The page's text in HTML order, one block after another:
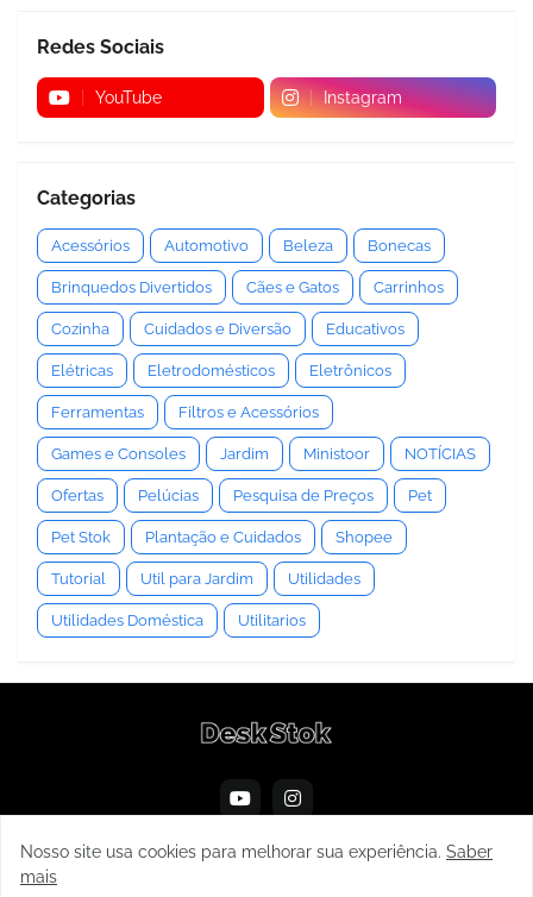
Redes Sociais
YouTube Instagram
Categorias
Acessórios Automotivo Beleza Bonecas
Brinquedos Divertidos Cães e Gatos Carrinhos
Cozinha Cuidados e Diversão Educativos
Elétricas Eletrodomésticos Eletrônicos
Ferramentas Filtros e Acessórios
Games e Consoles Jardim Ministoor NOTÍCIAS
Ofertas Pelúcias Pesquisa de Preços Pet
Pet Stok Plantação e Cuidados Shopee
Tutorial Util para Jardim Utilidades
Utilidades Doméstica Utilitarios
Nosso site usa cookies para melhorar sua experiência. Saber
mais